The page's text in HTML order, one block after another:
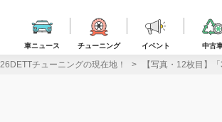
車ニュース チューニング イベント 中古
チューニングの現在地！ 【写真・12枚目】